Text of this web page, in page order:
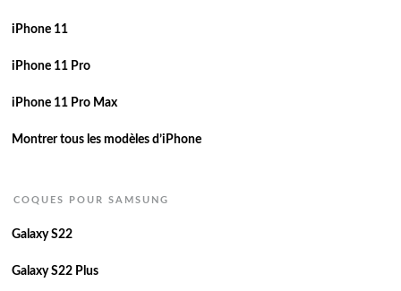
iPhone 11
iPhone 11 Pro
iPhone 11 Pro Max
Montrer tous les modèles d’iPhone
COQUES POUR SAMSUNG
Galaxy S22
Galaxy S22 Plus